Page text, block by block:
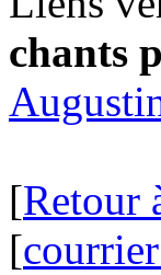
chants
[Retour
[